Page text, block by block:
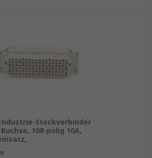
Industrie-Steckverbinder
108-polig 10A,